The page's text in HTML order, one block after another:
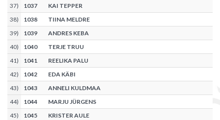
37) 1037
KAI TEPPER
38) 1038
TIINA MELDRE
39) 1039
ANDRES KEBA
40) 1040
TERJE TRUU
41) 1041
REELIKA PALU
42) 1042
EDA KÄBI
43) 1043
ANNELI KULDMAA
44) 1044
MARJU JÜRGENS
45) 1045 KRISTER AULE